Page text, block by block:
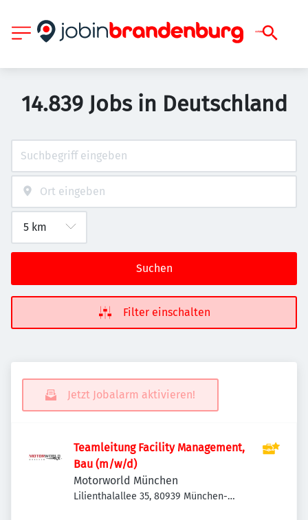
14.839 Jobs in Deutschland
Suchen
Filter einschalten
Jetzt Jobalarm aktivieren!
Teamleitung Facility Management,
Bau (m/w/d)
Motorworld München
Lilienthalallee 35, 80939 München-